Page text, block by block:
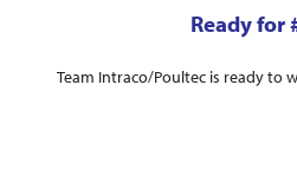
Ready for
Team Intraco/Poultec is ready to